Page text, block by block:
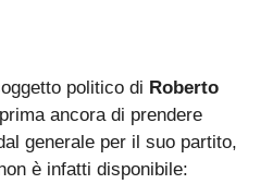
politico di Roberto
ancora di prendere
generale per il suo partito,
è infatti disponibile: